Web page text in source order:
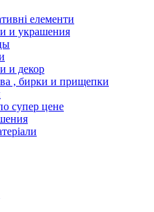
елементи
и украшения
и декор
, бирки и прищепки
супер цене